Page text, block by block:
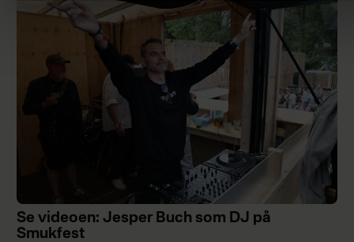
Se videoen: Jesper Buch som DJ på
Smukfest